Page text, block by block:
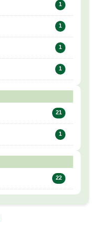
1
1
1
1
21
1
22